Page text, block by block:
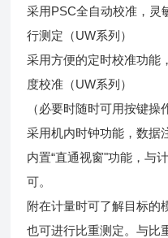
采用PSC全自动校准，灵
行测定（UW系列）
采用方便的定时校准功能
度校准（UW系列）
（必要时随时可用按键操
采用机内时钟功能，数据注入
内置“直通视窗"功能，与
可。
附在计量时可了解目标的模拟
也可进行比重测定。